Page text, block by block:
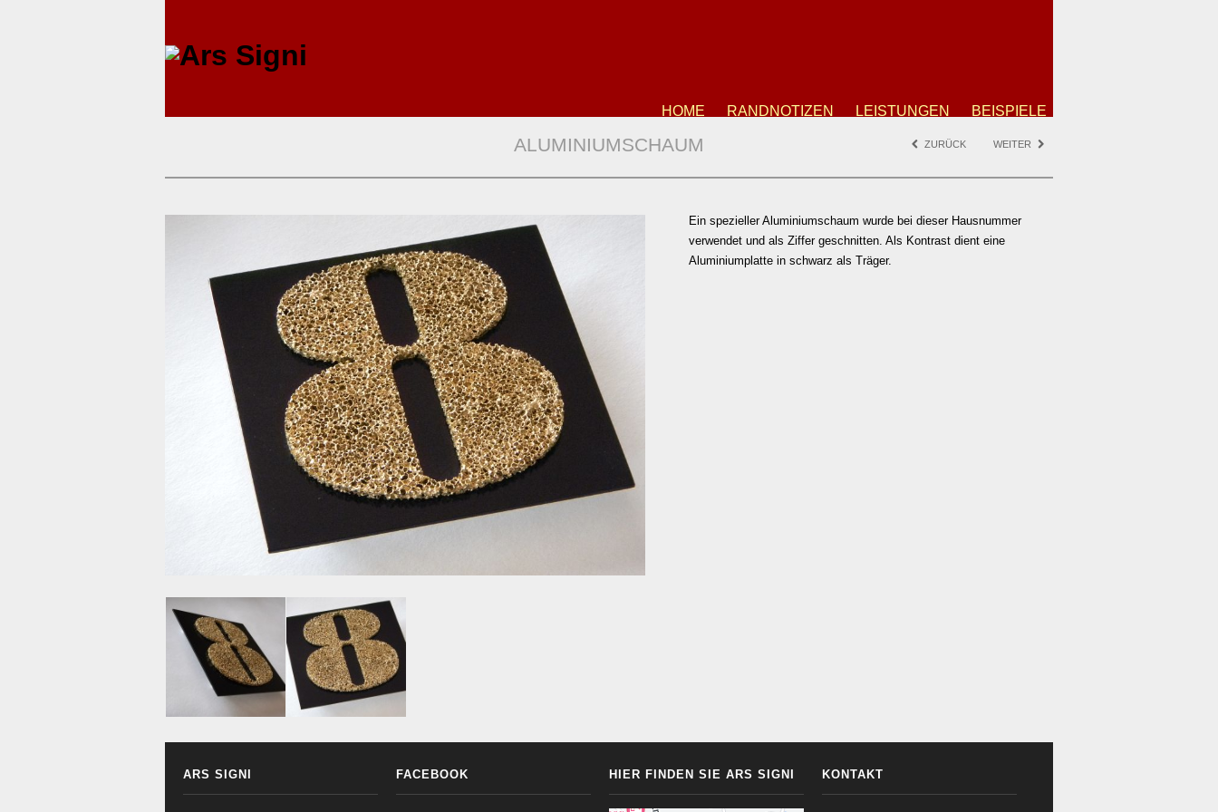
HOME RANDNOTIZEN LEISTUNGEN BEISPIELE
ALUMINIUMSCHAUM ZURÜCK WEITER
Ein spezieller Aluminiumschaum wurde bei dieser Hausnummer
verwendet und als Ziffer geschnitten. Als Kontrast dient eine
Aluminiumplatte in schwarz als Träger.
ARS SIGNI FACEBOOK HIER FINDEN SIE ARS SIGNI KONTAKT